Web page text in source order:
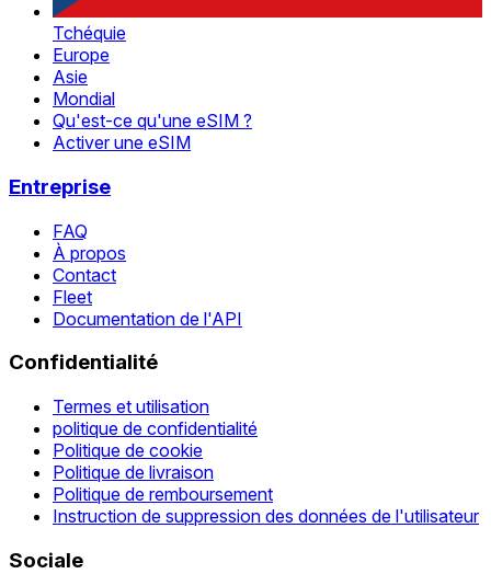
Tchéquie
Europe
Asie
Mondial
Qu'est-ce qu'une eSIM ?
Activer une eSIM
Entreprise
FAQ
À propos
Contact
Fleet
Documentation de l'API
Confidentialité
Termes et utilisation
politique de confidentialité
Politique de cookie
Politique de livraison
Politique de remboursement
Instruction de suppression des données de l'utilisateur
Sociale